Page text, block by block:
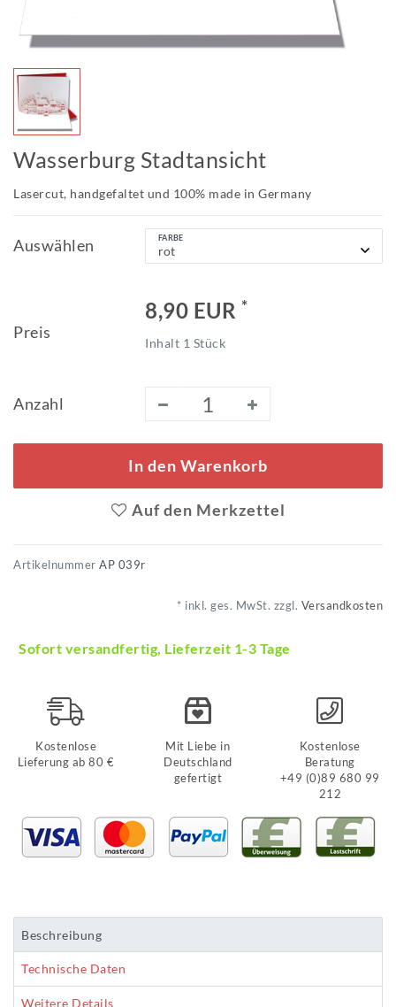
Wasserburg Stadtansicht
Lasercut, handgefaltet und 100% made in Germany
Auswählen FARBE
Preis
8,90 EUR *
Inhalt 1 Stück
Anzahl
In den Warenkorb
Auf den Merkzettel
Artikelnummer AP 039r
* inkl. ges. MwSt. zzgl. Versandkosten
Sofort versandfertig, Lieferzeit 1-3 Tage
Kostenlose
Lieferung ab 80 €
Mit Liebe in
Deutschland
gefertigt
Kostenlose
Beratung
+49 (0)89 680 99
212
Beschreibung
Technische Daten
Weitere Details